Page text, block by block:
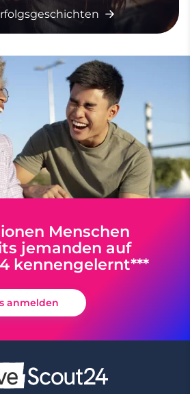
Menschen
jemanden auf
kennengelernt***
anmelden